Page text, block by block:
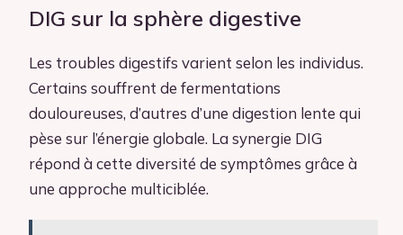
DIG sur la sphère digestive
Les troubles digestifs varient selon les individus.
Certains souffrent de fermentations
douloureuses, d’autres d’une digestion lente qui
pèse sur l’énergie globale. La synergie DIG
répond à cette diversité de symptômes grâce à
une approche multiciblée.